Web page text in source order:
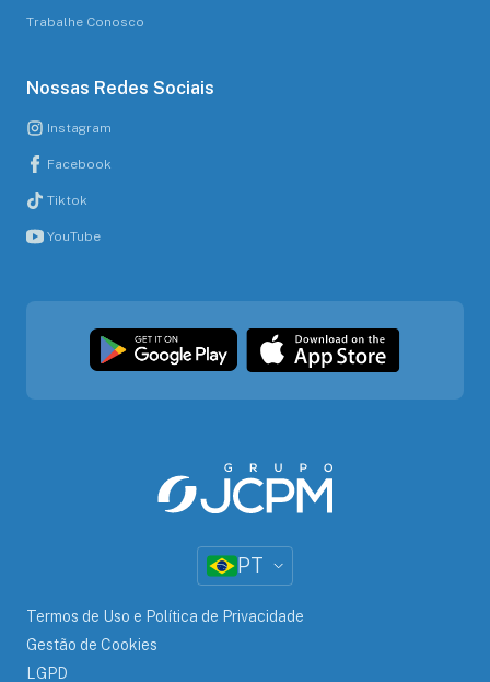
Trabalhe Conosco
Nossas Redes Sociais
Instagram
Facebook
Tiktok
YouTube
PT
Termos de Uso e Política de Privacidade
Gestão de Cookies
LGPD